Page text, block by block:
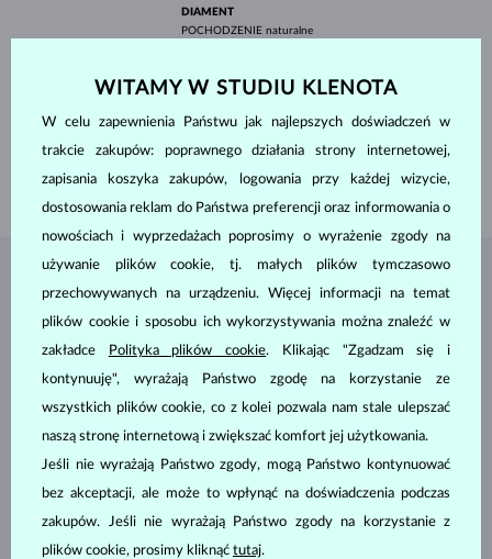
DIAMENT
POCHODZENIE naturalne
KOLORG
WAGA0.046 ct
SZEROKOŚĆ 2.0 mm
WAGA 1.90 g
BIŻUTERIA ZATELIER KLENOTA
WITAMY W STUDIU KLENOTA
W celu zapewnienia Państwu jak najlepszych doświadczeń w
trakcie zakupów: poprawnego działania strony internetowej,
zapisania koszyka zakupów, logowania przy każdej wizycie,
dostosowania reklam do Państwa preferencji oraz informowania o
nowościach i wyprzedażach poprosimy o wyrażenie zgody na
używanie plików cookie, tj. małych plików tymczasowo
przechowywanych na urządzeniu. Więcej informacji na temat
plików cookie i sposobu ich wykorzystywania można znaleźć w
zakładce
Polityka plików cookie. Klikając "Zgadzam się i
kontynuuję", wyrażają Państwo zgodę na korzystanie ze
wszystkich plików cookie, co z kolei pozwala nam stale ulepszać
naszą stronę internetową i zwiększać komfort jej użytkowania.
Jeśli nie wyrażają Państwo zgody, mogą Państwo kontynuować
bez akceptacji, ale może to wpłynąć na doświadczenia podczas
zakupów. Jeśli nie wyrażają Państwo zgody na korzystanie z
plików cookie, prosimy kliknąć tutaj.